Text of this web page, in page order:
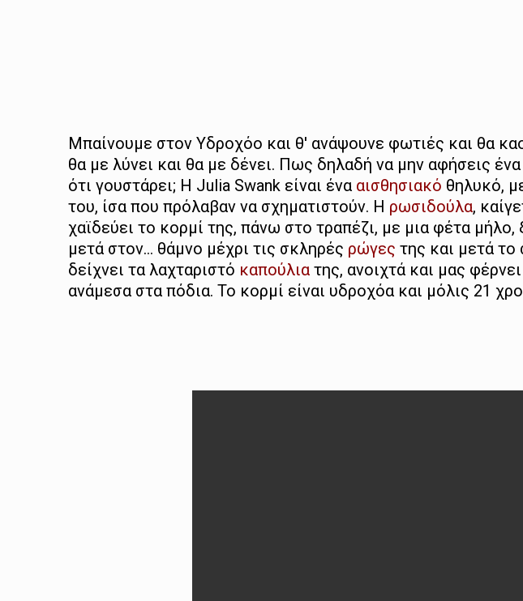
Μπαίνουμε στον Υδροχόο και θ' ανάψουνε φωτιές και θα
θα με λύνει και θα με δένει. Πως δηλαδή να μην αφήσεις
ότι γουστάρει; Η Julia Swank είναι ένα αισθησιακό θηλυκό,
του, ίσα που πρόλαβαν να σχηματιστούν. Η ρωσιδούλα,
χαϊδεύει το κορμί της, πάνω στο τραπέζι, με μια φέτα
μετά στον… θάμνο μέχρι τις σκληρές ρώγες της και μετά
δείχνει τα λαχταριστό καπούλια της, ανοιχτά και μας
ανάμεσα στα πόδια. Το κορμί είναι υδροχόα και μόλις 21